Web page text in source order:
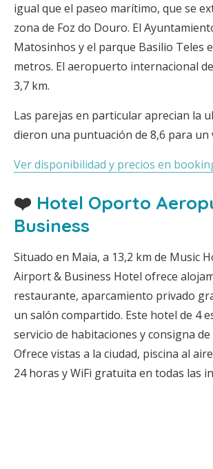
igual que el paseo marítimo, que se
zona de Foz do Douro. El
Matosinhos y el parque Basilio Teles
metros. El aeropuerto internacional
3,7 km.
Las parejas en particular aprecian la
dieron una puntuación de 8,6 para un
Ver disponibilidad y precios en
❤️ Hotel Oporto
Business
Situado en Maia, a 13,2 km de Music
Airport & Business Hotel ofrece
restaurante, aparcamiento privado
un salón compartido. Este hotel de 4
servicio de habitaciones y consigna de
Ofrece vistas a la ciudad, piscina al
24 horas y WiFi gratuita en todas las